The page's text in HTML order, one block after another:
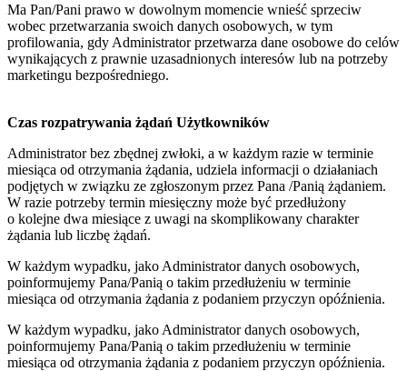
Ma Pan/Pani prawo w dowolnym momencie wnieść sprzeciw
wobec przetwarzania swoich danych osobowych, w tym
profilowania, gdy Administrator przetwarza dane osobowe do celów
wynikających z prawnie uzasadnionych interesów lub na potrzeby
marketingu bezpośredniego.
Czas rozpatrywania żądań Użytkowników
Administrator bez zbędnej zwłoki, a w każdym razie w terminie
miesiąca od otrzymania żądania, udziela informacji o działaniach
podjętych w związku ze zgłoszonym przez Pana /Panią żądaniem.
W razie potrzeby termin miesięczny może być przedłużony
o kolejne dwa miesiące z uwagi na skomplikowany charakter
żądania lub liczbę żądań.
W każdym wypadku, jako Administrator danych osobowych,
poinformujemy Pana/Panią o takim przedłużeniu w terminie
miesiąca od otrzymania żądania z podaniem przyczyn opóźnienia.
W każdym wypadku, jako Administrator danych osobowych,
poinformujemy Pana/Panią o takim przedłużeniu w terminie
miesiąca od otrzymania żądania z podaniem przyczyn opóźnienia.